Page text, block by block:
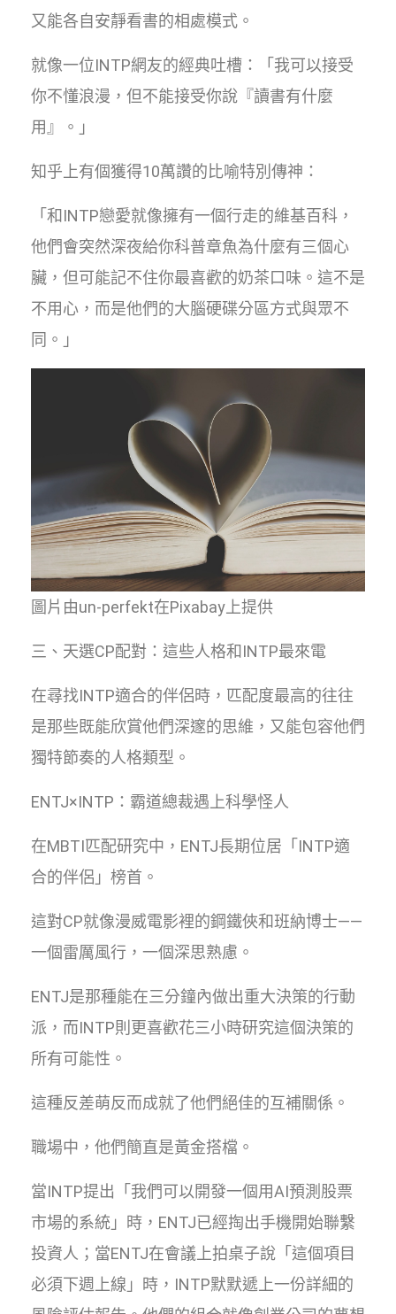
又能各自安靜看書的相處模式。
就像一位INTP網友的經典吐槽：「我可以接受
你不懂浪漫，但不能接受你說『讀書有什麼
用』。」
知乎上有個獲得10萬讚的比喻特別傳神：
「和INTP戀愛就像擁有一個行走的維基百科，
他們會突然深夜給你科普章魚為什麼有三個心
臟，但可能記不住你最喜歡的奶茶口味。這不是
不用心，而是他們的大腦硬碟分區方式與眾不
同。」
圖片由un-perfekt在Pixabay上提供
三、天選CP配對：這些人格和INTP最來電
在尋找INTP適合的伴侶時，匹配度最高的往往
是那些既能欣賞他們深邃的思維，又能包容他們
獨特節奏的人格類型。
ENTJ×INTP：霸道總裁遇上科學怪人
在MBTI匹配研究中，ENTJ長期位居「INTP適
合的伴侶」榜首。
這對CP就像漫威電影裡的鋼鐵俠和班納博士——
一個雷厲風行，一個深思熟慮。
ENTJ是那種能在三分鐘內做出重大決策的行動
派，而INTP則更喜歡花三小時研究這個決策的
所有可能性。
這種反差萌反而成就了他們絕佳的互補關係。
職場中，他們簡直是黃金搭檔。
當INTP提出「我們可以開發一個用AI預測股票
市場的系統」時，ENTJ已經掏出手機開始聯繫
投資人；當ENTJ在會議上拍桌子說「這個項目
必須下週上線」時，INTP默默遞上一份詳細的